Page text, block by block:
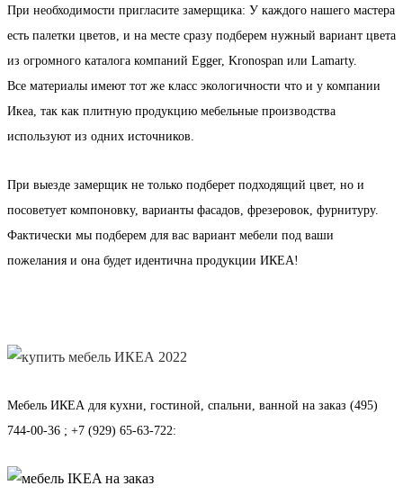
При необходимости пригласите замерщика: У каждого нашего мастера
есть палетки цветов, и на месте сразу подберем нужный вариант цвета
из огромного каталога компаний Egger, Kronospan или Lamarty.
Все материалы имеют тот же класс экологичности что и у компании
Икеа, так как плитную продукцию мебельные производства
используют из одних источников.
При выезде замерщик не только подберет подходящий цвет, но и
посоветует компоновку, варианты фасадов, фрезеровок, фурнитуру.
Фактически мы подберем для вас вариант мебели под ваши
пожелания и она будет идентична продукции ИКЕА!
Мебель ИКЕА для кухни, гостиной, спальни, ванной на заказ (495)
744-00-36 ; +7 (929) 65-63-722: